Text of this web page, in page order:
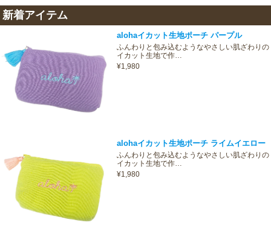
新着アイテム
alohaイカット生地ポーチ パープル
ふんわりと包み込むようなやさしい肌ざわりの
イカット生地で作…
¥1,980
alohaイカット生地ポーチ ライムイエロー
ふんわりと包み込むようなやさしい肌ざわりの
イカット生地で作…
¥1,980